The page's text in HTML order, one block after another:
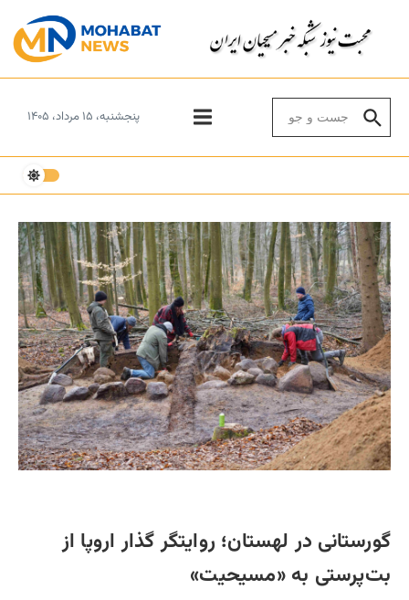
پنجشنبه، ۱۵ مرداد، ۱۴۰۵
گورستانی در لهستان؛ روایتگر گذار اروپا از
بت‌پرستی به «مسیحیت»